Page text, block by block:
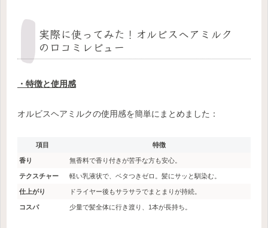
実際に使ってみた！オルビスヘアミルク
の口コミレビュー
・特徴と使用感
オルビスヘアミルクの使用感を簡単にまとめました：
項目 特徴
香り 無香料で香り付きが苦手な方も安心。
テクスチャー 軽い乳液状で、ベタつきゼロ。髪にサッと馴染む。
仕上がり ドライヤー後もサラサラでまとまりが持続。
コスパ 少量で髪全体に行き渡り、1本が長持ち。